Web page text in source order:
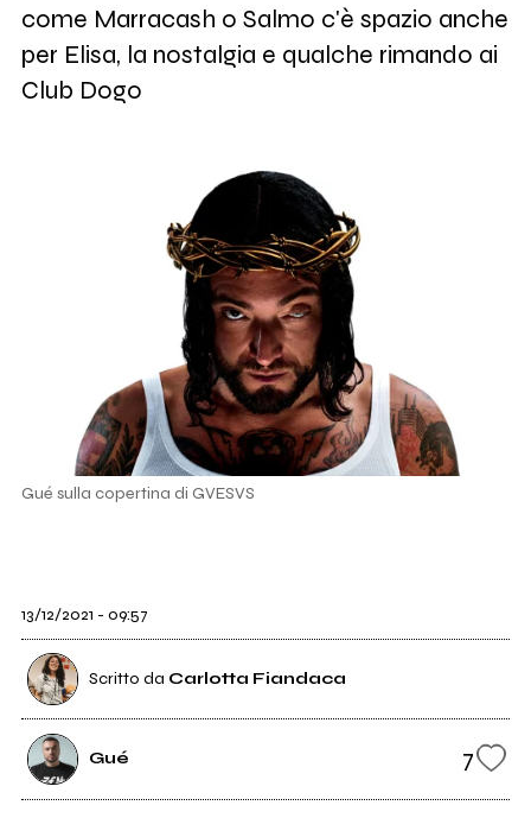
come Marracash o Salmo c'è spazio anche
per Elisa, la nostalgia e qualche rimando ai
Club Dogo
Gué sulla copertina di GVESVS
13/12/2021 - 09:57
Scritto da Carlotta Fiandaca
Gué 7